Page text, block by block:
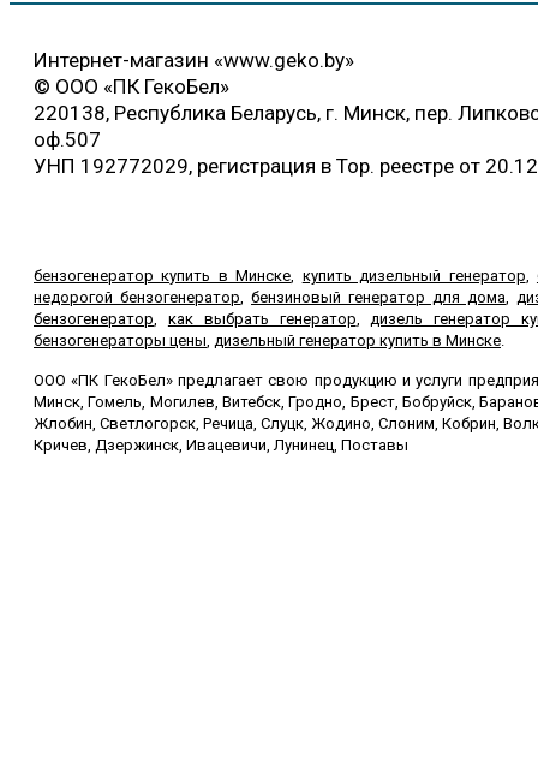
Интернет-магазин «www.geko.by»
© ООО «ПК ГекоБел»
220138, Республика Беларусь, г. Минск, пер.
оф.507
УНП 192772029, регистрация в Тор. реестре от
бензогенератор купить в Минске, купить дизельный генератор,
недорогой бензогенератор, бензиновый генератор для дома,
бензогенератор, как выбрать генератор,дизель генератор
бензогенераторы цены, дизельный генератор купить в Минске.
ООО «ПК ГекоБел» предлагает свою продукцию и услуги
Минск, Гомель, Могилев, Витебск, Гродно, Брест, Бобруйск,
Жлобин, Светлогорск, Речица, Слуцк, Жодино, Слоним, Кобрин,
Кричев, Дзержинск, Ивацевичи, Лунинец, Поставы